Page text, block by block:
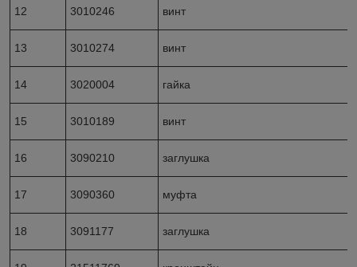
12 3010246 винт
13 3010274 винт
14 3020004 гайка
15 3010189 винт
16 3090210 заглушка
17 3090360 муфта
18 3091177 заглушка